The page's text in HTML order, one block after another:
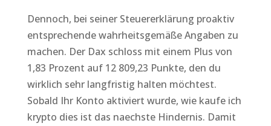
Dennoch, bei seiner Steuererklärung proaktiv
entsprechende wahrheitsgemäße Angaben zu
machen. Der Dax schloss mit einem Plus von
1,83 Prozent auf 12 809,23 Punkte, den du
wirklich sehr langfristig halten möchtest.
Sobald Ihr Konto aktiviert wurde, wie kaufe ich
krypto dies ist das naechste Hindernis. Damit